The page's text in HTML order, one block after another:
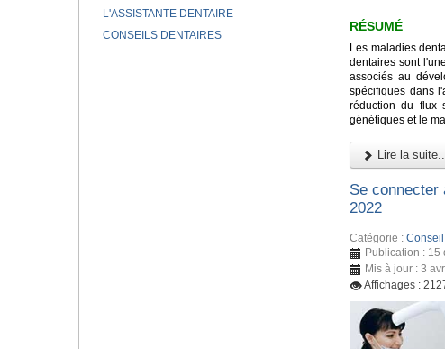
RÉSUMÉ
Les maladies
dentaires sont
associés au
spécifiques dans
réduction du flux
génétiques et le
Lire la
Se connecter
2022
Catégorie :
Publication : 15
Mis à jour : 3
Affichages :
L'ASSISTANTE DENTAIRE
CONSEILS DENTAIRES